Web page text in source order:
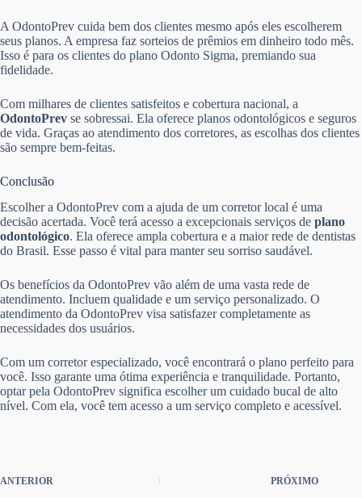
A OdontoPrev cuida bem dos clientes mesmo após eles escolherem
seus planos. A empresa faz sorteios de prêmios em dinheiro todo mês.
Isso é para os clientes do plano Odonto Sigma, premiando sua
fidelidade.
Com milhares de clientes satisfeitos e cobertura nacional, a
OdontoPrev se sobressai. Ela oferece planos odontológicos e seguros
de vida. Graças ao atendimento dos corretores, as escolhas dos clientes
são sempre bem-feitas.
Conclusão
Escolher a OdontoPrev com a ajuda de um corretor local é uma
decisão acertada. Você terá acesso a excepcionais serviços de plano
odontológico. Ela oferece ampla cobertura e a maior rede de dentistas
do Brasil. Esse passo é vital para manter seu sorriso saudável.
Os benefícios da OdontoPrev vão além de uma vasta rede de
atendimento. Incluem qualidade e um serviço personalizado. O
atendimento da OdontoPrev visa satisfazer completamente as
necessidades dos usuários.
Com um corretor especializado, você encontrará o plano perfeito para
você. Isso garante uma ótima experiência e tranquilidade. Portanto,
optar pela OdontoPrev significa escolher um cuidado bucal de alto
nível. Com ela, você tem acesso a um serviço completo e acessível.
ANTERIOR PRÓXIMO